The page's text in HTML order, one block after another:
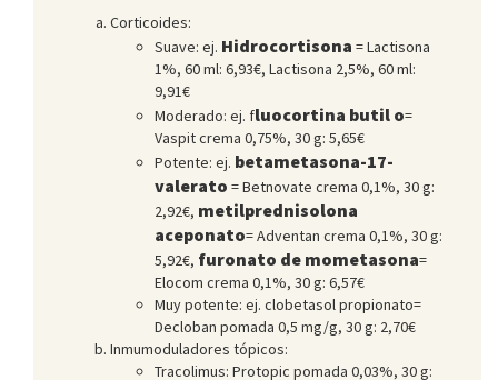
Corticoides:
Suave: ej. Hidrocortisona = Lactisona
1%, 60 ml: 6,93€, Lactisona 2,5%, 60 ml:
9,91€
Moderado: ej. fluocortina butil o=
Vaspit crema 0,75%, 30 g: 5,65€
Potente: ej. betametasona-17-
valerato = Betnovate crema 0,1%, 30 g:
2,92€, metilprednisolona
aceponato= Adventan crema 0,1%, 30 g:
5,92€, furonato de mometasona=
Elocom crema 0,1%, 30 g: 6,57€
Muy potente: ej. clobetasol propionato=
Decloban pomada 0,5 mg/g, 30 g: 2,70€
Inmumoduladores tópicos:
Tracolimus: Protopic pomada 0,03%, 30 g: